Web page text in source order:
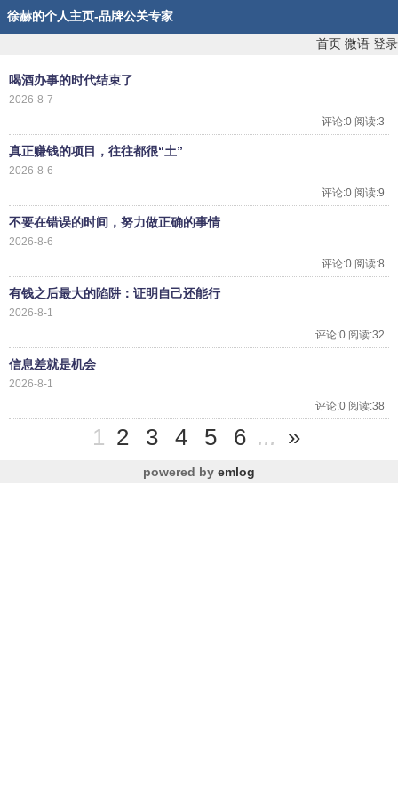
徐赫的个人主页-品牌公关专家
首页 微语 登录
喝酒办事的时代结束了
2026-8-7
评论:0 阅读:3
真正赚钱的项目，往往都很“土”
2026-8-6
评论:0 阅读:9
不要在错误的时间，努力做正确的事情
2026-8-6
评论:0 阅读:8
有钱之后最大的陷阱：证明自己还能行
2026-8-1
评论:0 阅读:32
信息差就是机会
2026-8-1
评论:0 阅读:38
1 2 3 4 5 6 ... »
powered by emlog